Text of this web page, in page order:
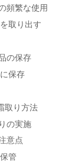
頻繁な使用
取り出す
の保存
保存
取り方法
の実施
意点
管